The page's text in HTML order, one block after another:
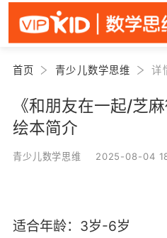
首页 青少儿数学思维 详
《和朋友在一起/芝
绘本简介
青少儿数学思维 2025-08-04
适合年龄：3岁-6岁